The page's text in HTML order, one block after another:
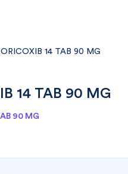
14 TAB 90 MG
14 TAB 90 MG
90 MG